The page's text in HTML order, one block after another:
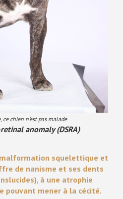
chien n’est pas malade
anomaly (DSRA)
squelettique et
de nanisme et ses dents
à une atrophie
pouvant mener à la cécité.